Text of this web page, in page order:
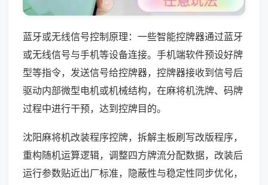
蓝牙或无线信号控制原理：一些智能控牌器通过蓝牙
或无线信号与手机等设备连接。手机端软件预设好牌
型等指令，发送信号给控牌器，控牌器接收到信号后
驱动内部微型电机或机械结构，在麻将机洗牌、码牌
过程中进行干预，达到控牌目的。
沈阳麻将机改装程序控牌，拆解主板刷写改版程序，
重构随机运算逻辑，调整四方牌流分配数据，改装后
运行参数贴近出厂标准，隐蔽性与稳定性同步优化，